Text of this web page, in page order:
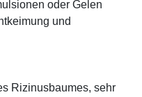
oder Gelen
und
Rizinusbaumes, sehr